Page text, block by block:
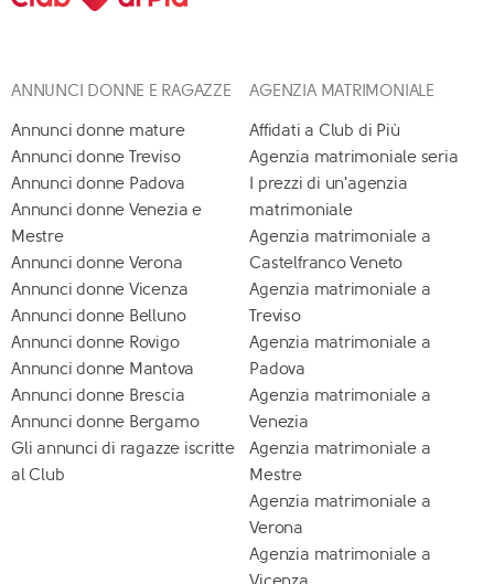
ANNUNCI DONNE E RAGAZZE
Annunci donne mature
Annunci donne Treviso
Annunci donne Padova
Annunci donne Venezia e
Mestre
Annunci donne Verona
Annunci donne Vicenza
Annunci donne Belluno
Annunci donne Rovigo
Annunci donne Mantova
Annunci donne Brescia
Annunci donne Bergamo
Gli annunci di ragazze iscritte
al Club
AGENZIA MATRIMONIALE
Affidati a Club di Più
Agenzia matrimoniale seria
I prezzi di un'agenzia
matrimoniale
Agenzia matrimoniale a
Castelfranco Veneto
Agenzia matrimoniale a
Treviso
Agenzia matrimoniale a
Padova
Agenzia matrimoniale a
Venezia
Agenzia matrimoniale a
Mestre
Agenzia matrimoniale a
Verona
Agenzia matrimoniale a